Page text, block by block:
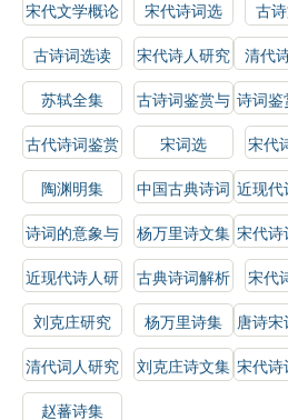
宋代文学概论 宋代诗词选 古
古诗词选读
宋代诗人研究 清代
苏轼全集
古诗词鉴赏与
分析
诗词
古代诗词鉴赏
指南
宋词选 宋代
陶渊明集
中国古典诗词
鉴赏指南
近现
诗词的意象与
情感
杨万里诗文集 宋代
近现代诗人研
究
古典诗词解析 宋代
刘克庄研究
杨万里诗集
唐诗
辞
清代词人研究
刘克庄诗文集 宋代
赵蕃诗集